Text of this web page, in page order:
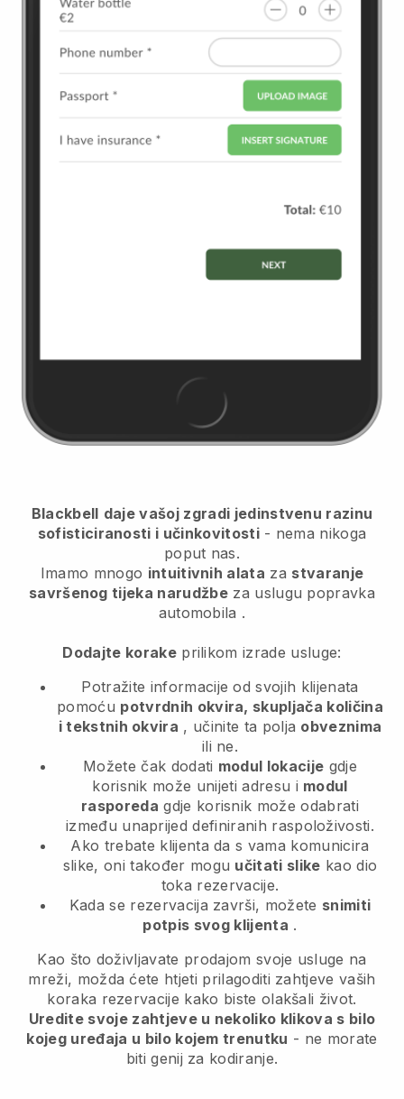
Blackbell daje vašoj zgradi jedinstvenu razinu
sofisticiranosti i učinkovitosti- nema nikoga
poput nas.
Imamo mnogo intuitivnih alata za stvaranje
savršenog tijeka narudžbe za uslugu popravka
automobila .
Dodajte korakeprilikom izrade usluge:
Potražite informacije od svojih klijenata
pomoću potvrdnih okvira, skupljača količina
i tekstnih okvira , učinite ta polja obveznima
ili ne.
Možete čak dodati modul lokacije gdje
korisnik može unijeti adresu i modul
rasporeda gdje korisnik može odabrati
između unaprijed definiranih raspoloživosti.
Ako trebate klijenta da s vama komunicira
slike, oni također mogu učitati slike kao dio
toka rezervacije.
Kada se rezervacija završi, možete snimiti
potpis svog klijenta .
Kao što doživljavate prodajom svoje usluge na
mreži, možda ćete htjeti prilagoditi zahtjeve vaših
koraka rezervacije kako biste olakšali život.
Uredite svoje zahtjeve u nekoliko klikova s bilo
kojeg uređaja u bilo kojem trenutku - ne morate
biti genij za kodiranje.